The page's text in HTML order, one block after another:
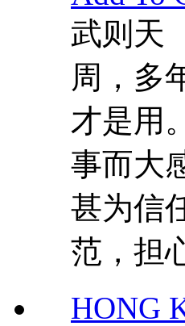
武则天
周，多
才是用
事而大
甚为信
范，担
HONG